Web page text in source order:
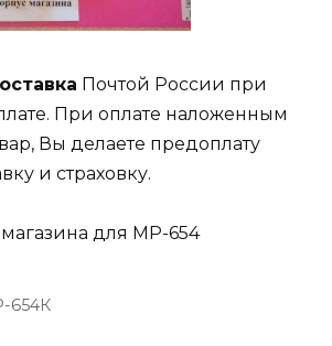
Почтой России при
При оплате наложенным
Вы делаете предоплату
и страховку.
для МР-654
654К